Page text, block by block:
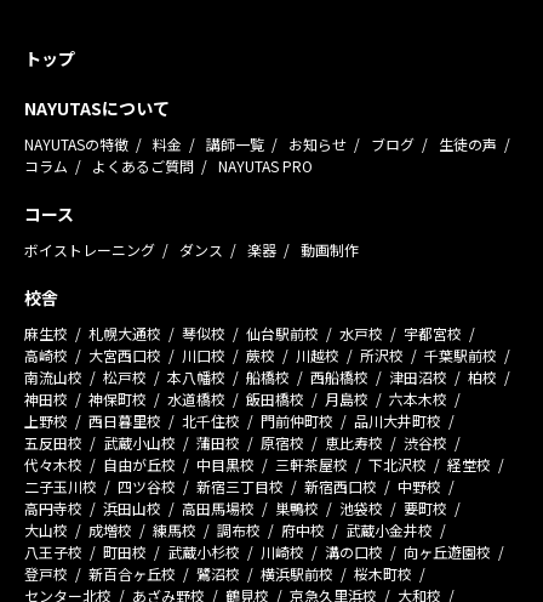
トップ
NAYUTASについて
NAYUTASの特徴 料金 講師一覧 お知らせ ブログ
生徒の声
コラム
よくあるご質問 NAYUTAS PRO
コース
ボイストレーニング ダンス 楽器 動画制作
校舎
麻生校 札幌大通校 琴似校 仙台駅前校 水戸校
宇都宮校
高崎校
大宮西口校 川口校 蕨校 川越校 所沢校
千葉駅前校
南流山校
松戸校 本八幡校 船橋校 西船橋校 津田沼校
柏校
神田校
神保町校 水道橋校 飯田橋校 月島校
六本木校
上野校
西日暮里校 北千住校 門前仲町校
品川大井町校
五反田校
武蔵小山校 蒲田校 原宿校 恵比寿校
渋谷校
代々木校
自由が丘校 中目黒校 三軒茶屋校 下北沢校
経堂校
二子玉川校
四ツ谷校 新宿三丁目校 新宿西口校
中野校
高円寺校
浜田山校 高田馬場校 巣鴨校 池袋校
要町校
大山校
成増校 練馬校 調布校 府中校
武蔵小金井校
八王子校
町田校 武蔵小杉校 川崎校 溝の口校
向ヶ丘遊園校
登戸校
新百合ヶ丘校 鷺沼校 横浜駅前校
桜木町校
センター北校
あざみ野校 鶴見校 京急久里浜校
大和校